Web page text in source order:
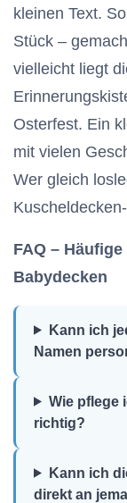
kleinen Text.
Stück –
vielleicht liegt
Osterfest. Ein
mit vielen
Wer gleich
FAQ –
Babydecken
Kann ich
Namen
Wie pflege
richtig?
Kann ich
direkt an